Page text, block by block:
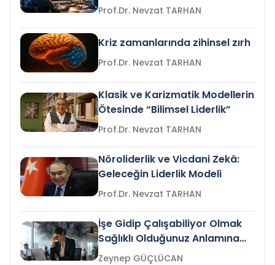
Prof.Dr. Nevzat TARHAN
Kriz zamanlarında zihinsel zırh
Prof.Dr. Nevzat TARHAN
Klasik ve Karizmatik Modellerin
Ötesinde “Bilimsel Liderlik”
Prof.Dr. Nevzat TARHAN
Nöroliderlik ve Vicdani Zekâ:
Geleceğin Liderlik Modeli
Prof.Dr. Nevzat TARHAN
İşe Gidip Çalışabiliyor Olmak
Sağlıklı Olduğunuz Anlamına
Gelir mi?Zeynep GÜÇLÜCAN